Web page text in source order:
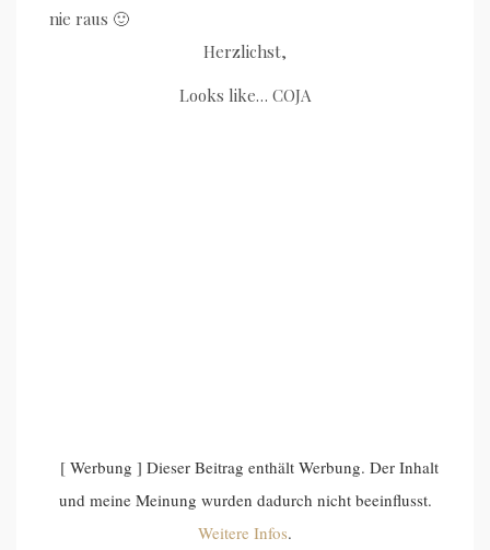
nie raus 🙂
Herzlichst,
Looks like… COJA
[ Werbung ] Dieser Beitrag enthält Werbung. Der Inhalt
und meine Meinung wurden dadurch nicht beeinflusst.
Weitere Infos.